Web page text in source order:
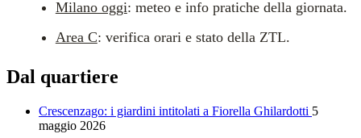
Milano oggi: meteo e info pratiche della giornata.
Area C: verifica orari e stato della ZTL.
Dal quartiere
Crescenzago: i giardini intitolati a Fiorella Ghilardotti 5
maggio 2026